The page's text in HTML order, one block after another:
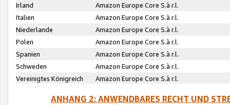
Irland
Amazon Europe Core S.à r.l.
Italien
Amazon Europe Core S.à r.l.
Niederlande
Amazon Europe Core S.à r.l.
Polen
Amazon Europe Core S.à r.l.
Spanien
Amazon Europe Core S.à r.l.
Schweden
Amazon Europe Core S.à r.l.
Vereinigtes Königreich
Amazon Europe Core S.à r.l.
ANHANG 2: ANWENDBARES RECHT UND